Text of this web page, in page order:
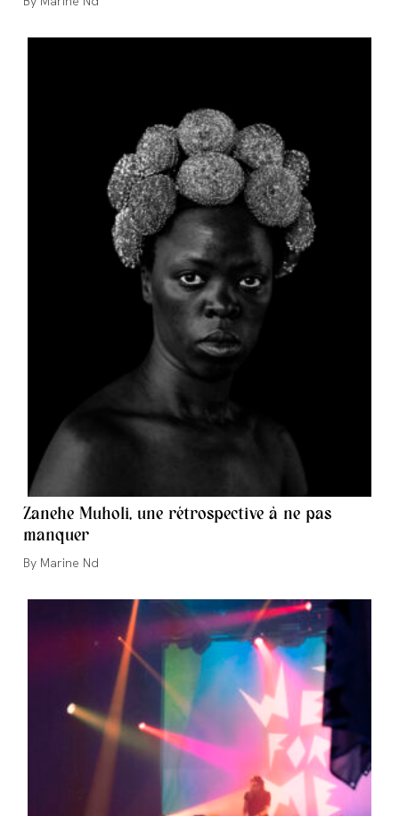
la
Zanehe Muholi, une rétrospective à ne pas
manquer
Auteur/autrice
la
Marine Nd